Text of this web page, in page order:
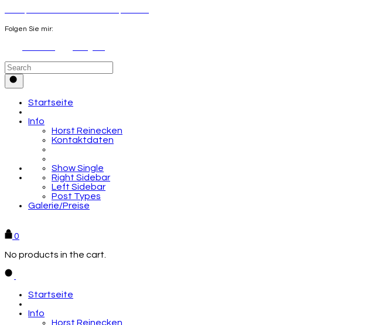
Folgen Sie mir:
Startseite
Info
Horst Reinecken
Kontaktdaten
Show Single
Right Sidebar
Left Sidebar
Post Types
Galerie/Preise
0
No products in the cart.
Startseite
Info
Horst Reinecken